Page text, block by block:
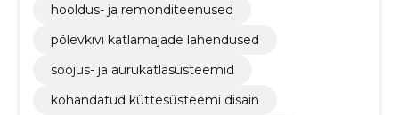
hooldus- ja remonditeenused
põlevkivi katlamajade lahendused
soojus- ja aurukatlasüsteemid
kohandatud küttesüsteemi disain